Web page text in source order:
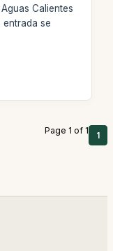
Calientes
entrada se
Page 1 of 1 1